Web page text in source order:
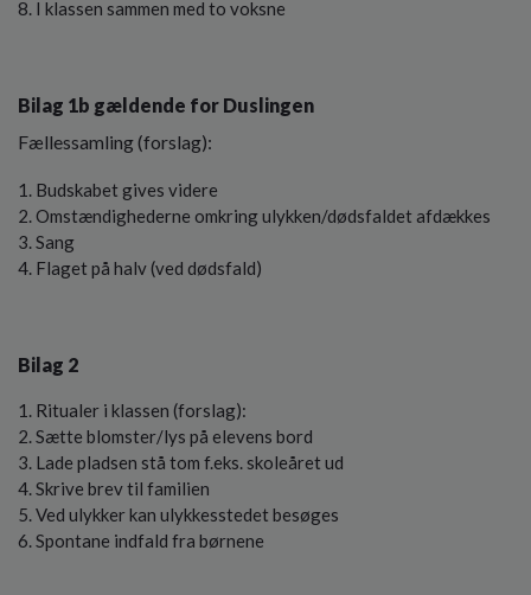
I klassen sammen med to voksne
Bilag 1b gældende for Duslingen
Fællessamling (forslag):
Budskabet gives videre
Omstændighederne omkring ulykken/dødsfaldet afdækkes
Sang
Flaget på halv (ved dødsfald)
Bilag 2
Ritualer i klassen (forslag):
Sætte blomster/lys på elevens bord
Lade pladsen stå tom f.eks. skoleåret ud
Skrive brev til familien
Ved ulykker kan ulykkesstedet besøges
Spontane indfald fra børnene